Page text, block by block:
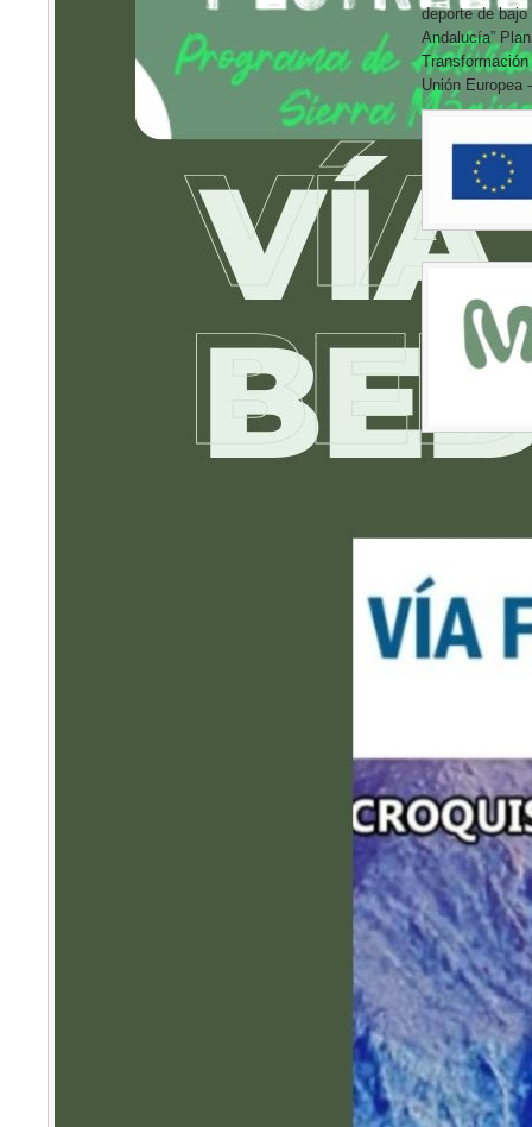
deporte de
Andalucía”
Unión Europea